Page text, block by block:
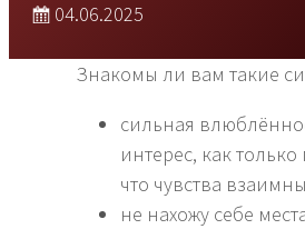
04.06.2025
Знакомы ли вам такие
сильная
интерес, как
что чувства
не нахожу себе